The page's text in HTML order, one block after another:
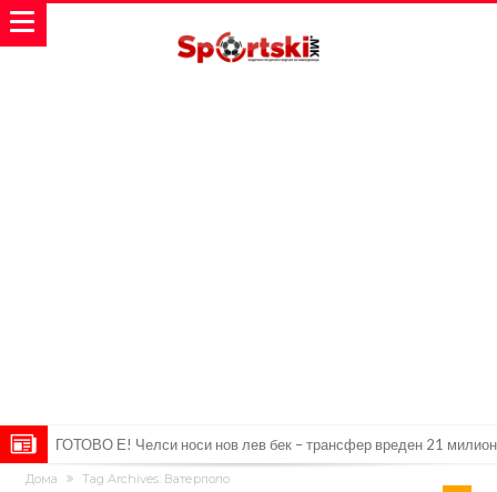
Рафаел Леао со нова понуда од Турција
Тикет на денот (петок, 07.08.2026)
Дома Tag Archives: Ватерполо